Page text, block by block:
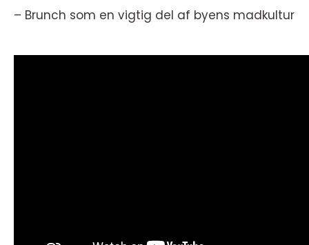
– Brunch som en vigtig del af byens madkultur